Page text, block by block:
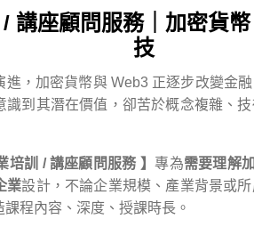
講座顧問服務｜加密貨
技
進，加密貨幣與 Web3 正逐步改變金
識到其潛在價值，卻苦於概念複雜、
培訓 / 講座顧問服務 】專為需要理解
業設計，不論企業規模、產業背景或
程內容、深度、授課時長。